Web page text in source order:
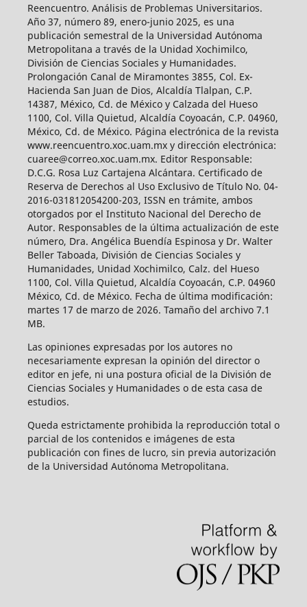
Reencuentro. Análisis de Problemas Universitarios.
Año 37, número 89, enero-junio 2025, es una
publicación semestral de la Universidad Autónoma
Metropolitana a través de la Unidad Xochimilco,
División de Ciencias Sociales y Humanidades.
Prolongación Canal de Miramontes 3855, Col. Ex-
Hacienda San Juan de Dios, Alcaldía Tlalpan, C.P.
14387, México, Cd. de México y Calzada del Hueso
1100, Col. Villa Quietud, Alcaldía Coyoacán, C.P. 04960,
México, Cd. de México. Página electrónica de la revista
www.reencuentro.xoc.uam.mx y dirección electrónica:
cuaree@correo.xoc.uam.mx. Editor Responsable:
D.C.G. Rosa Luz Cartajena Alcántara. Certificado de
Reserva de Derechos al Uso Exclusivo de Título No. 04-
2016-031812054200-203, ISSN en trámite, ambos
otorgados por el Instituto Nacional del Derecho de
Autor. Responsables de la última actualización de este
número, Dra. Angélica Buendía Espinosa y Dr. Walter
Beller Taboada, División de Ciencias Sociales y
Humanidades, Unidad Xochimilco, Calz. del Hueso
1100, Col. Villa Quietud, Alcaldía Coyoacán, C.P. 04960
México, Cd. de México. Fecha de última modificación:
martes 17 de marzo de 2026. Tamaño del archivo 7.1
MB.
Las opiniones expresadas por los autores no
necesariamente expresan la opinión del director o
editor en jefe, ni una postura oficial de la División de
Ciencias Sociales y Humanidades o de esta casa de
estudios.
Queda estrictamente prohibida la reproducción total o
parcial de los contenidos e imágenes de esta
publicación con fines de lucro, sin previa autorización
de la Universidad Autónoma Metropolitana.